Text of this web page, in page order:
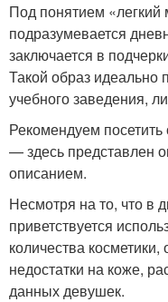
Под понятием
подразумевается
заключается в
Такой образ идеально
учебного заведения,
Рекомендуем посетить
— здесь представлен
описанием.
Несмотря на то, что в
приветствуется
количества
недостатки на коже,
данных девушек.